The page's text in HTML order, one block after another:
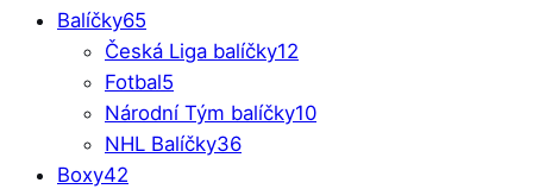
Balíčky65
Česká Liga balíčky12
Fotbal5
Národní Tým balíčky10
NHL Balíčky36
Boxy42